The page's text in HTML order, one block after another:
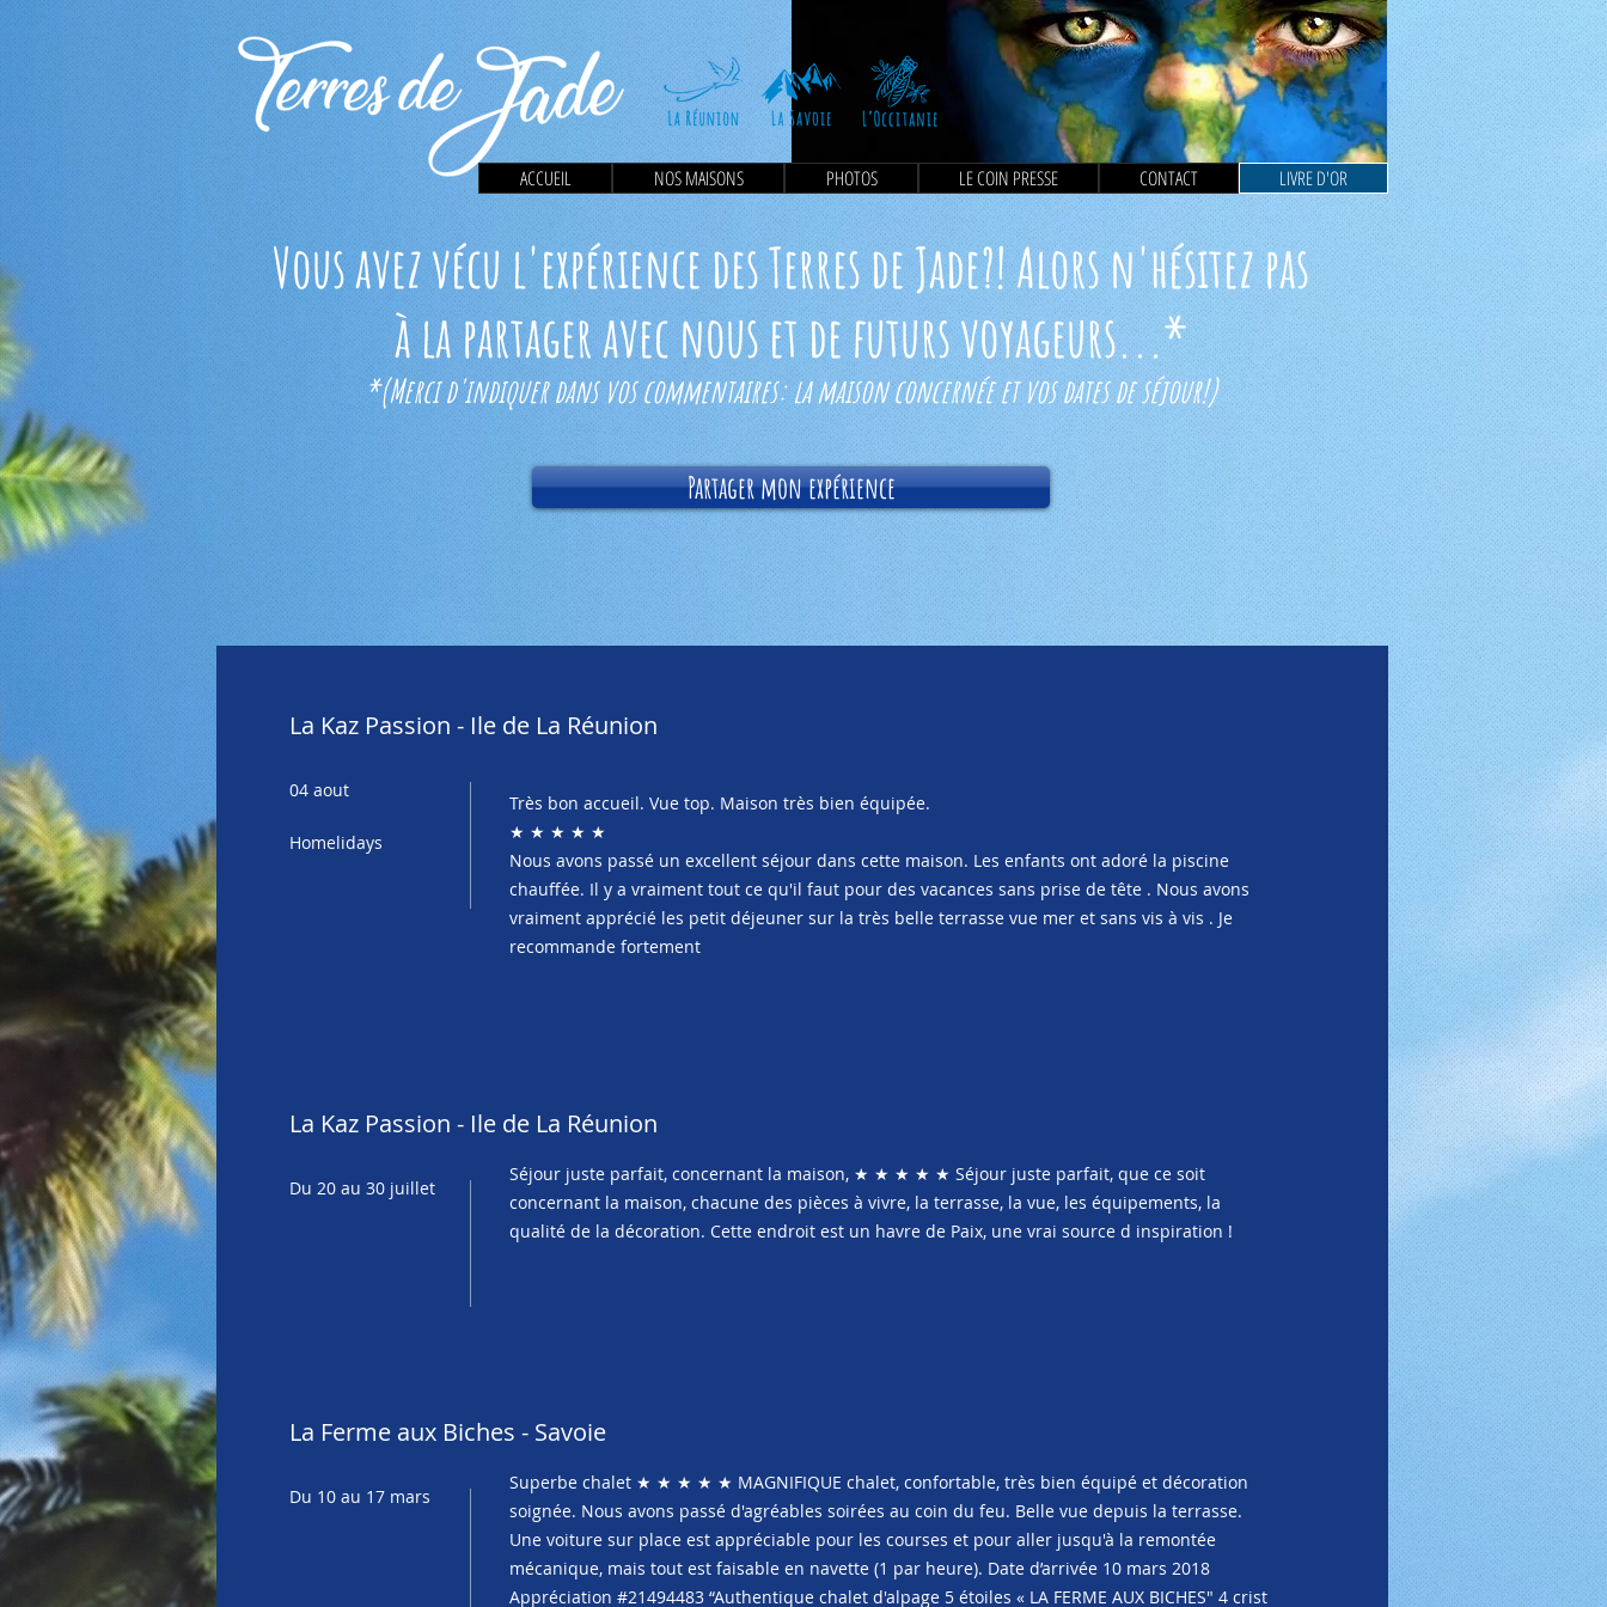
ACCUEIL NOS MAISONS PHOTOS LE COIN PRESSE CONTACT LIVRE D'OR
Vous avez vécu l'expérience des Terres de Jade?! Alors n'hésitez pas
à la partager avec nous et de futurs voyageurs...*
*(Merci d'indiquer dans vos commentaires: la maison concernée et vos dates de séjour!)
Partager mon expérience
La Kaz Passion - Ile de La Réunion
04 aout
Homelidays
Très bon accueil. Vue top. Maison très bien équipée.
★ ★ ★ ★ ★
Nous avons passé un excellent séjour dans cette maison. Les enfants ont adoré la piscine
chauffée. Il y a vraiment tout ce qu'il faut pour des vacances sans prise de tête . Nous avons
vraiment apprécié les petit déjeuner sur la très belle terrasse vue mer et sans vis à vis . Je
recommande fortement
La Kaz Passion - Ile de La Réunion
Du 20 au 30 juillet
Séjour juste parfait, concernant la maison, ★ ★ ★ ★ ★ Séjour juste parfait, que ce soit
concernant la maison, chacune des pièces à vivre, la terrasse, la vue, les équipements, la
qualité de la décoration. Cette endroit est un havre de Paix, une vrai source d inspiration !
La Ferme aux Biches - Savoie
Du 10 au 17 mars
Superbe chalet ★ ★ ★ ★ ★ MAGNIFIQUE chalet, confortable, très bien équipé et décoration
soignée. Nous avons passé d'agréables soirées au coin du feu. Belle vue depuis la terrasse.
Une voiture sur place est appréciable pour les courses et pour aller jusqu'à la remontée
mécanique, mais tout est faisable en navette (1 par heure). Date d’arrivée 10 mars 2018
Appréciation #21494483 “Authentique chalet d'alpage 5 étoiles « LA FERME AUX BICHES" 4 crist